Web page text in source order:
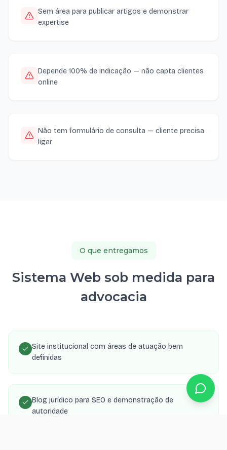
Sem área para publicar artigos e demonstrar
expertise
Depende 100% de indicação — não capta clientes
online
Não tem formulário de consulta — cliente precisa
ligar
O que entregamos
Sistema Web sob medida para
advocacia
Site institucional com áreas de atuação bem
definidas
Blog jurídico para SEO e demonstração de
autoridade